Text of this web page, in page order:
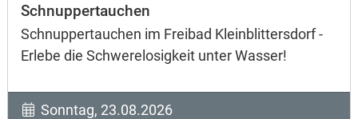
Schnuppertauchen
Schnuppertauchen im Freibad Kleinblittersdorf -
Erlebe die Schwerelosigkeit unter Wasser!
Sonntag, 23.08.2026